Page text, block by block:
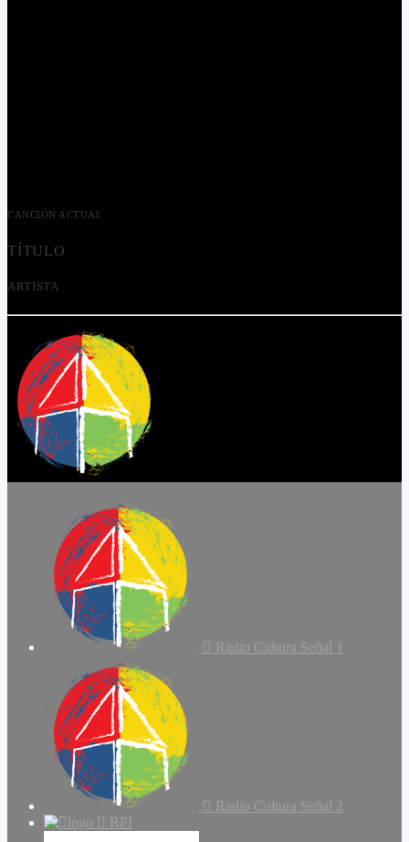
CANCIÓN ACTUAL
TÍTULO
ARTISTA
Radio Cultura Señal 1
Radio Cultura Señal 2
RFI